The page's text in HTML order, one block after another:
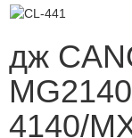
дж
4140/